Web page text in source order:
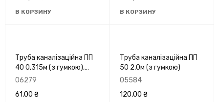
В КОРЗИНУ В КОРЗИНУ
Труба каналізаційна ПП
40 0,315м (з гумкою),
Польща
06279
61,00 ₴
Труба каналізаційна ПП
50 2,0м (з гумкою)
05584
120,00 ₴